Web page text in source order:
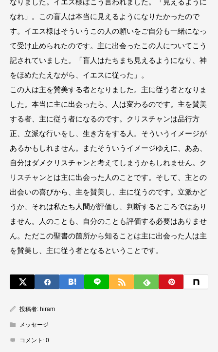
なりました。イエス様はこう言われました。「見えるように
なれ」。この盲人は本当に見えるようになりたかったので
す。イエス様はそういうこの人の願いをご自分も一緒になっ
て受け止められたのです。主に出会ったこの人についてこう
記されていました。「盲人はたちまち見えるようになり、神
をほめたたえながら、イエスに従った」。
この人は主を賛美する者となりました。主に従う者となりま
した。本当に主に出会ったら、人は変わるのです。主を賛美
する者、主に従う者になるのです。クリスチャンは品行方
正、立派な行いをし、生き方をする人。そういうイメージが
あるかもしれません。またそういうイメージゆえに、ああ、
自分はダメクリスチャンと考えてしまうかもしれません。ク
リスチャンとは主に出会った人のことです。そして、主との
出会いの喜びから、主を賛美し、主に従うのです。立派かど
うか、それは私たち人間が評価し、判断するところではあり
ません。人のことも、自分のことも評価する必要はありませ
ん。ただこの聖書の箇所から知ることは主に出会った人は主
を賛美し、主に従う者となるということです。
投稿者: hiram
メッセージ
コメント: 0